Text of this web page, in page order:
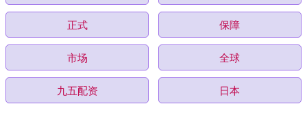
正式 保障
市场 全球
九五配资 日本